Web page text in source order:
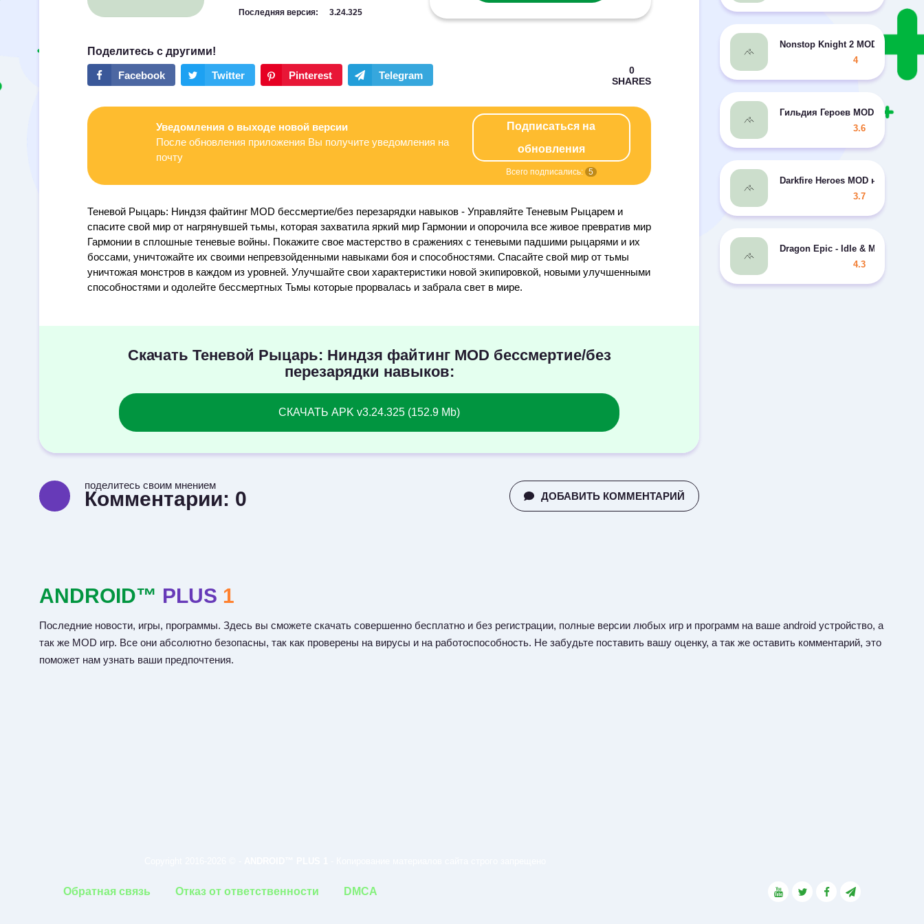
Последняя версия: 3.24.325
Уведомления о выходе новой версии
После обновления приложения Вы получите уведомления на
почту
Подписаться на
обновления
Всего подписались: 5
Теневой Рыцарь: Ниндзя файтинг MOD бессмертие/без перезарядки навыков - Управляйте Теневым Рыцарем и
спасите свой мир от нагрянувшей тьмы, которая захватила яркий мир Гармонии и опорочила все живое превратив мир
Гармонии в сплошные теневые войны. Покажите свое мастерство в сражениях с теневыми падшими рыцарями и их
боссами, уничтожайте их своими непревзойденными навыками боя и способностями. Спасайте свой мир от тьмы
уничтожая монстров в каждом из уровней. Улучшайте свои характеристики новой экипировкой, новыми улучшенными
способностями и одолейте бессмертных Тьмы которые прорвалась и забрала свет в мире.
Скачать Теневой Рыцарь: Ниндзя файтинг MOD бессмертие/без
перезарядки навыков:
СКАЧАТЬ APK v3.24.325 (152.9 Mb)
поделитесь своим мнением
Комментарии: 0 ДОБАВИТЬ КОММЕНТАРИЙ
Nonstop Knight 2 MOD нет
4
Гильдия Героев MOD нет
3.6
Darkfire Heroes MOD
3.7
Dragon Epic - Idle & Merge -
4.3
ANDROID™ PLUS 1
Последние новости, игры, программы. Здесь вы сможете скачать совершенно бесплатно и без регистрации, полные версии любых игр и программ на ваше android устройство, а
так же MOD игр. Все они абсолютно безопасны, так как проверены на вирусы и на работоспособность. Не забудьте поставить вашу оценку, а так же оставить комментарий, это
поможет нам узнать ваши предпочтения.
Обратная связь Отказ от ответственности DMCA